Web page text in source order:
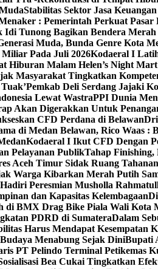
Stabilitas Sektor Jasa
: Pemerintah Perkuat
Idi Tunong Bagikan Bendera
Muda, Bunda Genre Kota
Pada Juli 2026Kodaeral I
Hiburan Malam Helen’s Night
Masyarakat Tingkatkan
Pemkab Deli Serdang Jajaki
Lewat WastraPPI Dunia
Akan Digerakkan Untuk
CFD Perdana di Belawan
di Medan Belawan, Rico Waas :
Kodaeral I Ikut CFD Dengan
Pelayanan PublikTahap Finishing,
Aceh Timur Sidak Ruang Tahanan
Warga Kibarkan Merah Putih
Peresmian Musholla
dan Kapasitas Kelembagaan
di BMX Drag Bike Piala Wali Kota
PDRD di SumateraDalam
Harus Mendapat Kesempatan
Menabung Sejak DiniBupati
PT Pelindo Terminal Petikemas
Bea Cukai Tingkatkan